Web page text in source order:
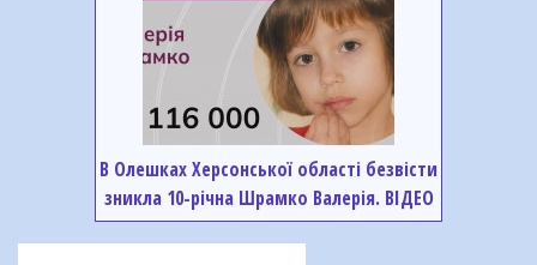
В Олешках Херсонської області безвісти
зникла 10-річна Шрамко Валерія. ВІДЕО